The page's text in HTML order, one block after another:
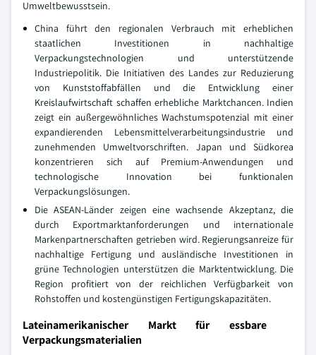
Umweltbewusstsein.
China führt den regionalen Verbrauch mit erheblichen
staatlichen Investitionen in nachhaltige
Verpackungstechnologien und unterstützende
Industriepolitik. Die Initiativen des Landes zur Reduzierung
von Kunststoffabfällen und die Entwicklung einer
Kreislaufwirtschaft schaffen erhebliche Marktchancen. Indien
zeigt ein außergewöhnliches Wachstumspotenzial mit einer
expandierenden Lebensmittelverarbeitungsindustrie und
zunehmenden Umweltvorschriften. Japan und Südkorea
konzentrieren sich auf Premium-Anwendungen und
technologische Innovation bei funktionalen
Verpackungslösungen.
Die ASEAN-Länder zeigen eine wachsende Akzeptanz, die
durch Exportmarktanforderungen und internationale
Markenpartnerschaften getrieben wird. Regierungsanreize für
nachhaltige Fertigung und ausländische Investitionen in
grüne Technologien unterstützen die Marktentwicklung. Die
Region profitiert von der reichlichen Verfügbarkeit von
Rohstoffen und kostengünstigen Fertigungskapazitäten.
Lateinamerikanischer Markt für essbare
Verpackungsmaterialien